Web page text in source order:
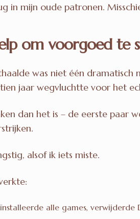
in mijn oude patronen.
om voorgoed te
was niet één dramatisch
jaar wegvluchtte voor het
dan het is – de eerste paar
alsof ik iets miste.
alle games,